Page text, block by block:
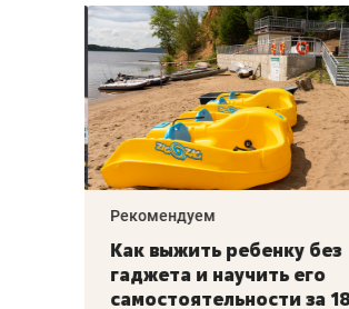
–
Рекомендуем
Как выжить ребенку без
гаджета и научить его
самостоятельности за 18